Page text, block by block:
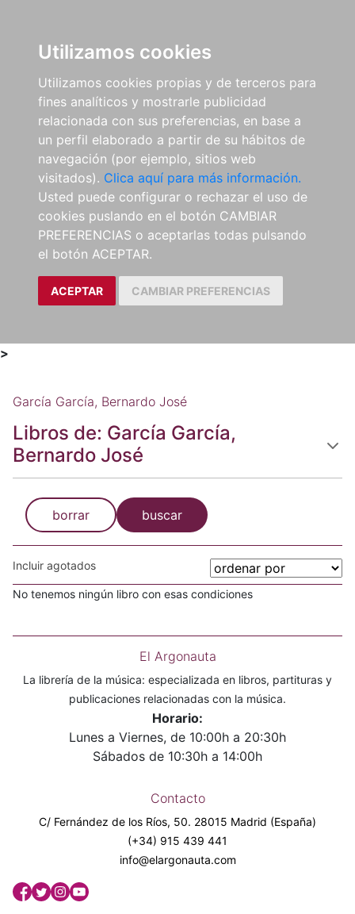
Utilizamos cookies
Utilizamos cookies propias y de terceros para
fines analíticos y mostrarle publicidad
relacionada con sus preferencias, en base a
un perfil elaborado a partir de su hábitos de
navegación (por ejemplo, sitios web
visitados). Clica aquí para más información.
Usted puede configurar o rechazar el uso de
cookies puslando en el botón CAMBIAR
PREFERENCIAS o aceptarlas todas pulsando
el botón ACEPTAR.
ACEPTAR CAMBIAR PREFERENCIAS
>
García García, Bernardo José
Libros de: García García,
Bernardo José
borrar buscar
Incluir agotados
No tenemos ningún libro con esas condiciones
El Argonauta
La librería de la música: especializada en libros, partituras y
publicaciones relacionadas con la música.
Horario:
Lunes a Viernes, de 10:00h a 20:30h
Sábados de 10:30h a 14:00h
Contacto
C/ Fernández de los Ríos, 50. 28015 Madrid (España)
(+34) 915 439 441
info@elargonauta.com